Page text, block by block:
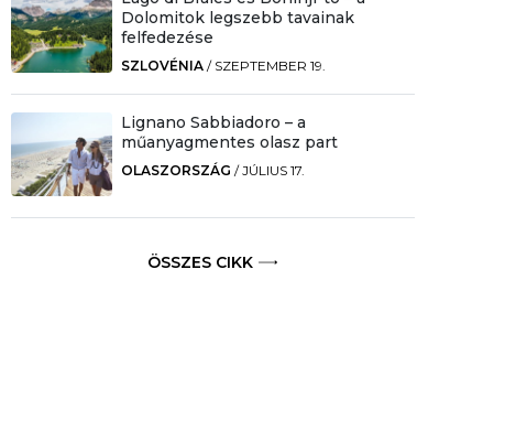
Dolomitok legszebb tavainak
felfedezése
SZLOVÉNIA / SZEPTEMBER 19.
Lignano Sabbiadoro – a
műanyagmentes olasz part
OLASZORSZÁG /JÚLIUS 17.
ÖSSZES CIKK